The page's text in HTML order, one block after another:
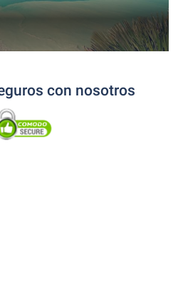
con nosotros